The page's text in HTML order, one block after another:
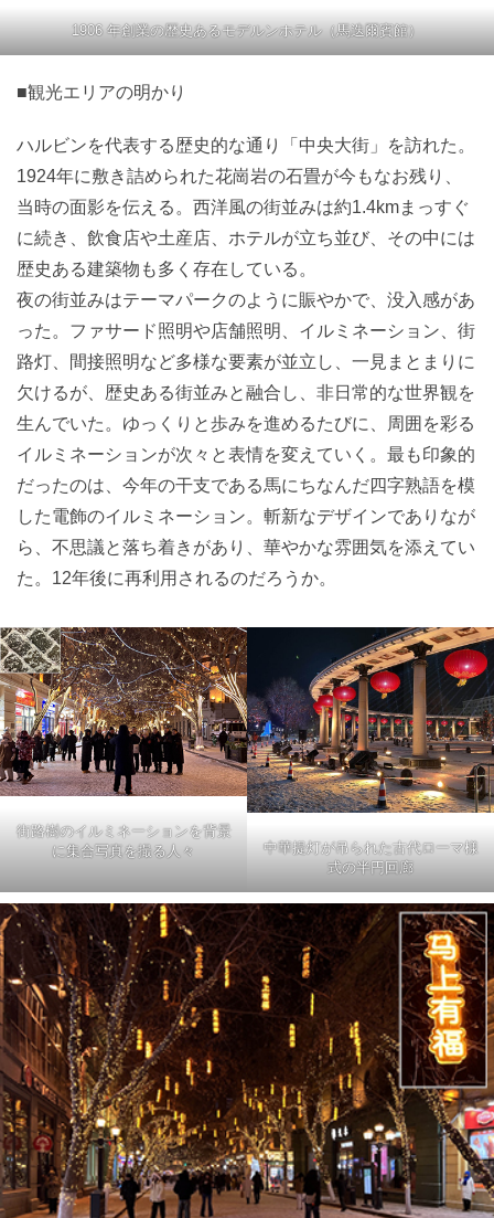
1906 年創業の歴史あるモデルンホテル（馬迭爾賓館）
■観光エリアの明かり
ハルビンを代表する歴史的な通り「中央大街」を訪れた。
1924年に敷き詰められた花崗岩の石畳が今もなお残り、
当時の面影を伝える。西洋風の街並みは約1.4kmまっすぐ
に続き、飲食店や土産店、ホテルが立ち並び、その中には
歴史ある建築物も多く存在している。
夜の街並みはテーマパークのように賑やかで、没入感があ
った。ファサード照明や店舗照明、イルミネーション、街
路灯、間接照明など多様な要素が並立し、一見まとまりに
欠けるが、歴史ある街並みと融合し、非日常的な世界観を
生んでいた。ゆっくりと歩みを進めるたびに、周囲を彩る
イルミネーションが次々と表情を変えていく。最も印象的
だったのは、今年の干支である馬にちなんだ四字熟語を模
した電飾のイルミネーション。斬新なデザインでありなが
ら、不思議と落ち着きがあり、華やかな雰囲気を添えてい
た。12年後に再利用されるのだろうか。
街路樹のイルミネーションを背景
に集合写真を撮る人々
中華提灯が吊られた古代ローマ様
式の半円回廊